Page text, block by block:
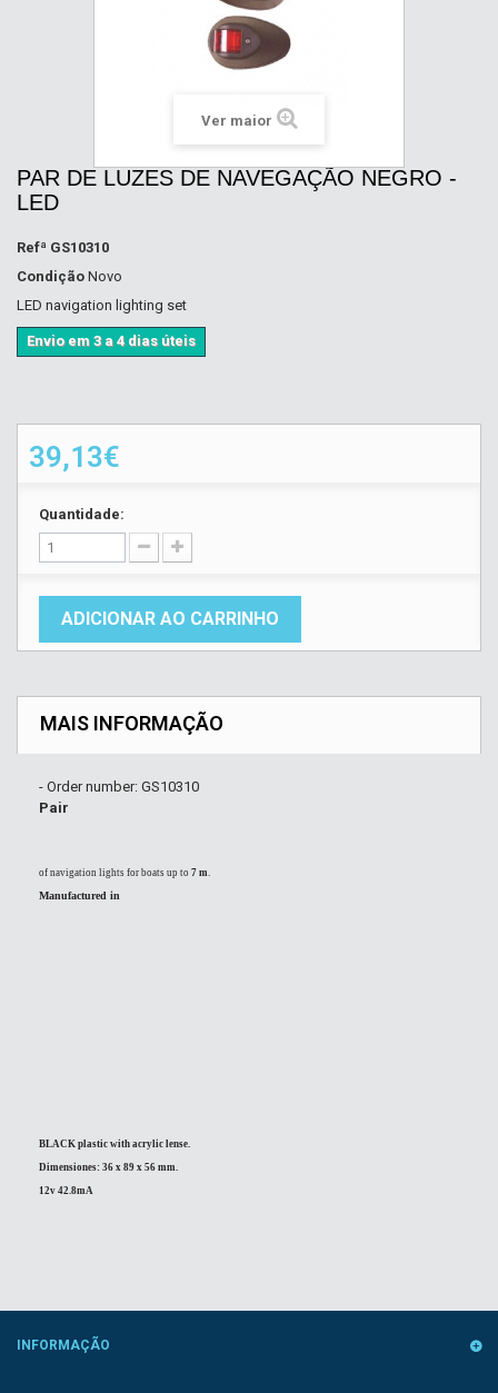
Ver maior
PAR DE LUZES DE NAVEGAÇÃO NEGRO -
LED
Refª GS10310
Condição Novo
LED navigation lighting set
Envio em 3 a 4 dias úteis
39,13€
Quantidade:
ADICIONAR AO CARRINHO
MAIS INFORMAÇÃO
- Order number: GS10310
Pair
of navigation lights for boats up to 7 m.
Manufactured in
BLACK plastic with acrylic lense.
Dimensiones: 36 x 89 x 56 mm.
12v 42.8mA
INFORMAÇÃO